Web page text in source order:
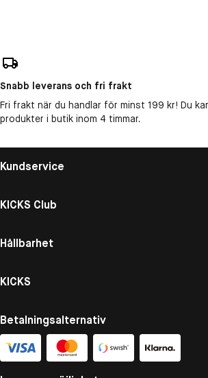
Snabb leverans och fri frakt
Fri frakt när du handlar för minst 199 kr! Du
produkter i butik inom 4 timmar.
Kundservice
KICKS Club
Hållbarhet
KICKS
Betalningsalternativ